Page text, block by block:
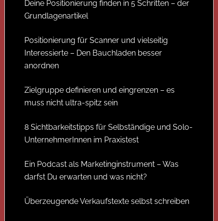
Deine Positionierung finden in 5 Schritten – der
Grundlagenartikel
Positionierung für Scanner und vielseitig
Interessierte – Den Bauchladen besser
anordnen
Zielgruppe definieren und eingrenzen – es
muss nicht ultra-spitz sein
8 Sichtbarkeitstipps für Selbständige und Solo-
UnternehmerInnen im Praxistest
Ein Podcast als Marketinginstrument – Was
darfst Du erwarten und was nicht?
Überzeugende Verkaufstexte selbst schreiben